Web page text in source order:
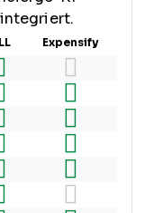
Expensify